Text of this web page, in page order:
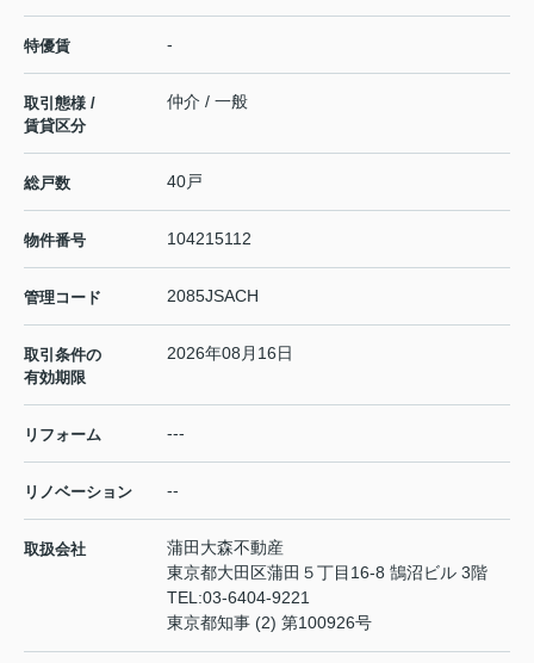
特優賃 -
取引態様 /
賃貸区分
仲介 / 一般
総戸数 40戸
物件番号 104215112
管理コード 2085JSACH
取引条件の
有効期限
2026年08月16日
リフォーム ---
リノベーション --
取扱会社
蒲田大森不動産
東京都大田区蒲田５丁目16-8 鵠沼ビル 3階
TEL:03-6404-9221
東京都知事 (2) 第100926号